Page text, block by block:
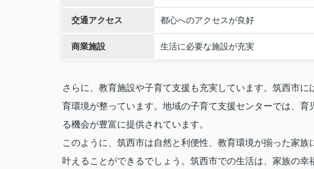
交通アクセス 都心へのアクセスが良好
商業施設 生活に必要な施設が充実
さらに、教育施設や子育て支援も充実しています。筑西市
育環境が整っています。地域の子育て支援センターでは、
る機会が豊富に提供されています。
このように、筑西市は自然と利便性、教育環境が揃った家
叶えることができるでしょう。筑西市での生活は、家族の幸